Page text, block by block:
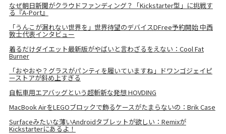
なぜ朝日新聞がクラウドファンディング？「Kickstarter型」に挑戦す
る『A-Port』
「うんこが漏れない世界を」世界待望のデバイスDFree予約開始 中西
敦士代表インタビュー
着るだけダイエット最新版がやばいと言わざるをえない：Cool Fat
Burner
「おやおや？グラスがパンティを履いていますね」ドワンゴジェイピ
ーストアが斜め上すぎる
自転車用エアバッグという超斬新な発想 HOVDING
MacBook AirをLEGOブロックで飾るケースがたまらないの：Brik Case
Surfaceみたいな薄いAndroidタブレットが欲しい：Remixが
Kickstarterにあるよ！